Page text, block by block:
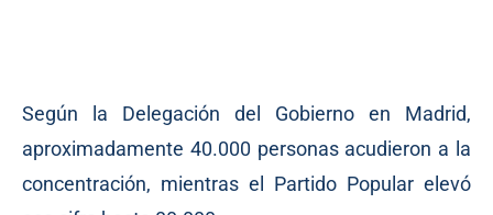
Según la Delegación del Gobierno en Madrid,
aproximadamente 40.000 personas acudieron a la
concentración, mientras el Partido Popular elevó